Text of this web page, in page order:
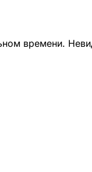
времени.